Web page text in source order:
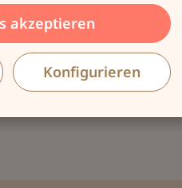
Tag verleiht die
Serie CLARA. Für
die Miederhos…Mehr
akzeptieren
Konfigurieren